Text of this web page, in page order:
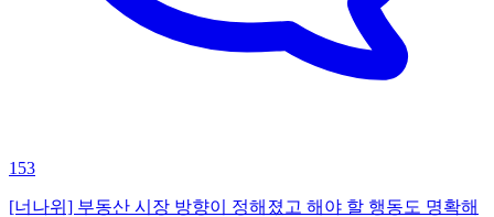
153
[너나위] 부동산 시장 방향이 정해졌고 해야 할 행동도 명확해